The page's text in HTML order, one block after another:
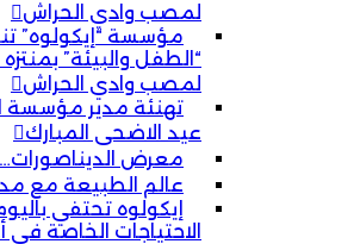
لمصب وادي الحراش
مؤسسة “إيكولوه”
“الطفل والبيئة”
لمصب وادي الحراش
تهنئة مدير مؤسسة
عيد الاضحى المبارك
معرض
عالم الطبيعة مع
إيكولوه تحتفي
الاحتياجات الخاصة في